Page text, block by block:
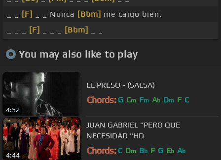
[F] _ _ Nunca [Bbm] me caigo bien.
[F] [Bbm]
You may also like to play
4:52
EL PRESO - (SALSA)
Chords: G Cm Fm Ab Dm F C
4:44
JUAN GABRIEL "PERO QUE
NECESIDAD "HD
Chords: C Dm Bb F G Eb Ab